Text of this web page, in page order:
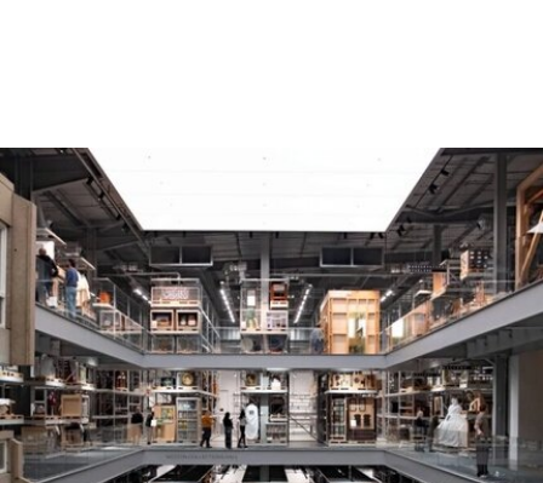
他的作品将城市空间视为承载着记忆、监视与控制
体系的活体。他常驻巴黎和雅典，其作品曾在纽约
现代艺术博物馆和伦敦当代艺术中心展出。
哈恩·内夫肯基金会是一家专注于影像艺术创作的非
营利组织，致力于扶持新兴及中生代影像艺术家。
基金会主要通过资助和委任创作，在全球范围内支
持影像新作品的创作。